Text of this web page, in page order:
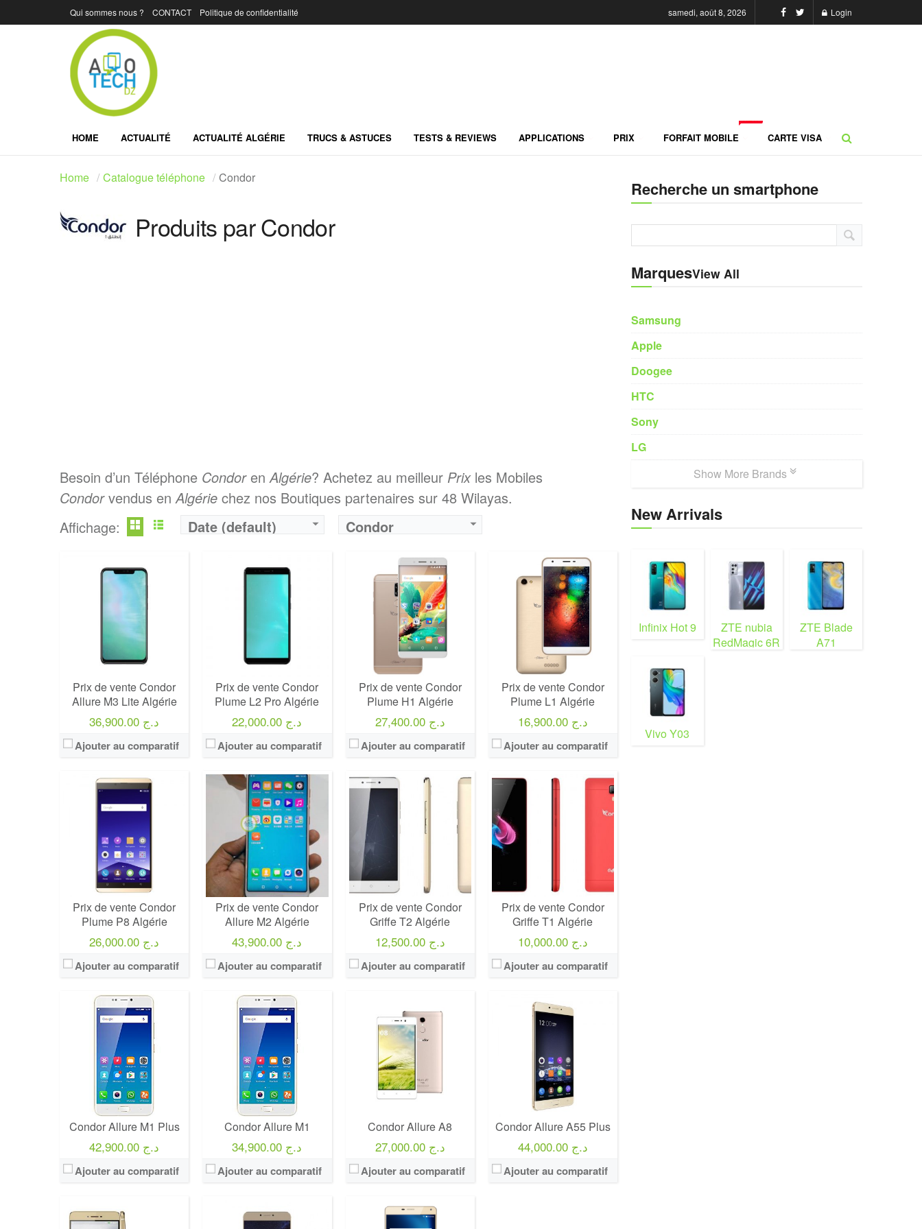
Qui sommes nous ? CONTACT Politique de confidentialité samedi, août 8, 2026 Login
HOME ACTUALITÉ ACTUALITÉ ALGÉRIE TRUCS & ASTUCES TESTS & REVIEWS APPLICATIONS PRIX FORFAIT MOBILE CARTE VISA
Home Catalogue téléphone Condor
Produits par Condor
Besoin d’un Téléphone CondorenAlgérie? Achetez au meilleur Prixles Mobiles
Condorvendus enAlgérie chez nos Boutiques partenaires sur 48 Wilayas.
Affichage:
Date (default) Condor
Prix de vente Condor
Allure M3 Lite Algérie
36,900.00 د.ج
Ajouter au comparatif
Prix de vente Condor
Plume L2 Pro Algérie
22,000.00 د.ج
Ajouter au comparatif
Prix de vente Condor
Plume H1 Algérie
27,400.00 د.ج
Ajouter au comparatif
Prix de vente Condor
Plume L1 Algérie
16,900.00 د.ج
Ajouter au comparatif
Prix de vente Condor
Plume P8 Algérie
26,000.00 د.ج
Ajouter au comparatif
Prix de vente Condor
Allure M2 Algérie
43,900.00 د.ج
Ajouter au comparatif
Prix de vente Condor
Griffe T2 Algérie
12,500.00 د.ج
Ajouter au comparatif
Prix de vente Condor
Griffe T1 Algérie
10,000.00 د.ج
Ajouter au comparatif
Condor Allure M1 Plus
42,900.00 د.ج
Ajouter au comparatif
Condor Allure M1
34,900.00 د.ج
Ajouter au comparatif
Condor Allure A8
27,000.00 د.ج
Ajouter au comparatif
Condor Allure A55 Plus
44,000.00 د.ج
Ajouter au comparatif
Recherche un smartphone
MarquesView All
Samsung
Apple
Doogee
HTC
Sony
LG
Show More Brands
New Arrivals
Infinix Hot 9
ZTE nubia
RedMagic 6R
ZTE Blade
A71
Vivo Y03